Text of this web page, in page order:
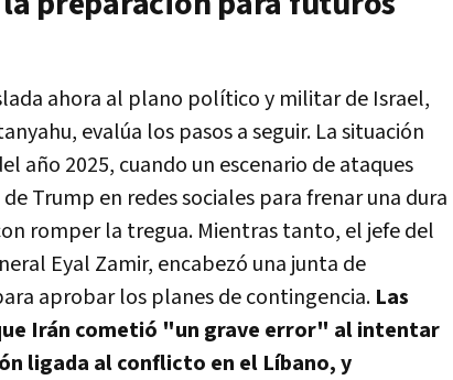
ahora al plano político y militar de Israel,
evalúa los pasos a seguir. La situación
año 2025, cuando un escenario de ataques
Trump en redes sociales para frenar una dura
romper la tregua. Mientras tanto, el jefe del
Eyal Zamir, encabezó una junta de
aprobar los planes de contingencia. Las
Irán cometió "un grave error" al intentar
ligada al conflicto en el Líbano, y